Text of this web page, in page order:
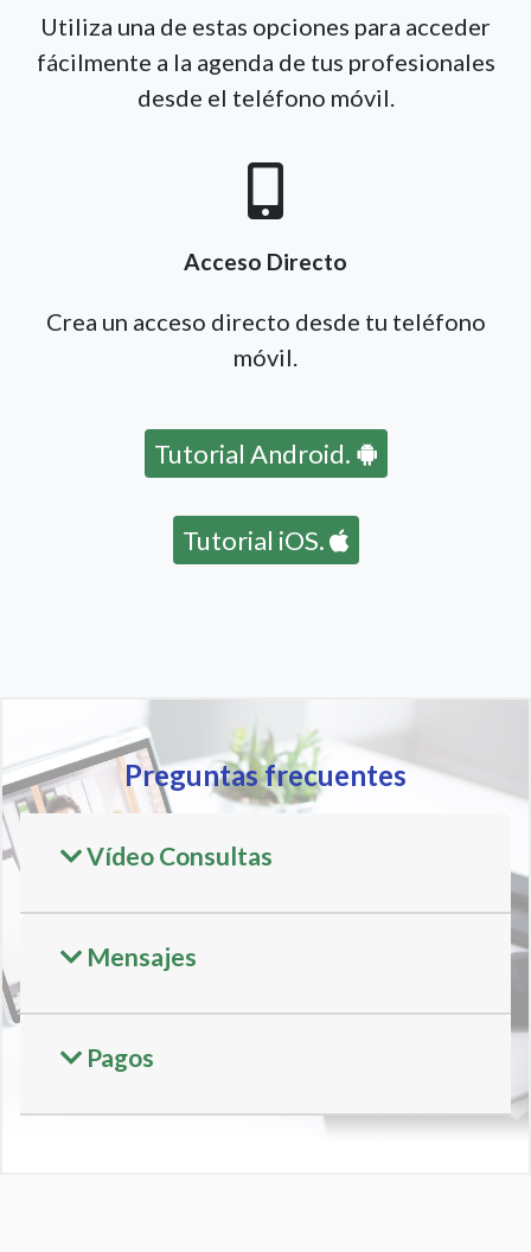
Utiliza una de estas opciones para acceder
fácilmente a la agenda de tus profesionales
desde el teléfono móvil.
Acceso Directo
Crea un acceso directo desde tu teléfono
móvil.
Tutorial Android.
Tutorial iOS.
Preguntas frecuentes
Vídeo Consultas
Mensajes
Pagos